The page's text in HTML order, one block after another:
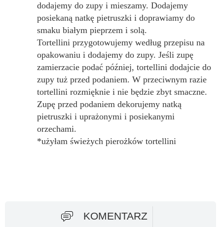
dodajemy do zupy i mieszamy. Dodajemy
posiekaną natkę pietruszki i doprawiamy do
smaku białym pieprzem i solą.
Tortellini przygotowujemy według przepisu na
opakowaniu i dodajemy do zupy. Jeśli zupę
zamierzacie podać później, tortellini dodajcie do
zupy tuż przed podaniem. W przeciwnym razie
tortellini rozmięknie i nie będzie zbyt smaczne.
Zupę przed podaniem dekorujemy natką
pietruszki i uprażonymi i posiekanymi
orzechami.
*użyłam świeżych pierożków tortellini
KOMENTARZ